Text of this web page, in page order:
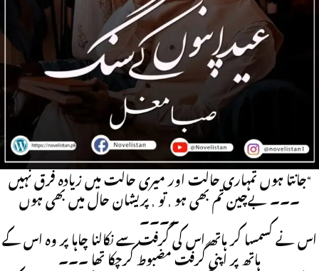
وہ دلہن بنی سر جھکاۓ بیٹھی تھی , دل کی حالت عجیب تھی , نہ
کوئی تمنا نہ کوئی آرزو , بس کشمکش کا شکار تھی ۔۔ چند لمحے ہی
گزرے تھے وہ دروازہ کھول کے اندر گیا , دل تھا کہ سینا توڑ کے
باہر آنے کو تیار تھا اس قدر تیز دھڑکنوں کی رفتار جو بڑھ گئی تھی
۔۔۔ بےچینی , عروج پر تھی ۔۔
وہ بھی چند لمحے ٹہر کر اپنی بلیک واسکوٹ اتار کر صوفے پر رکھی
اور خود اس کے سامنے اکر بیٹھا تھا ۔۔ وہ اس کا ہاتھ تھام کر
بولا ۔۔۔
“جانتا ہوں تمہاری حالت اور میری حالت میں زیادہ فرق نہیں
۔۔۔ بےچین تم بھی ہو , تو , پریشان حال میں بھی ہوں
۔۔۔۔
اس نے کسمسا کر ہاتھ اس کی گرفت سے نکالنا چاہا پر وہ اس کے
ہاتھ پر اپنی گرفت مضبوط کرچکا تھا ۔۔۔